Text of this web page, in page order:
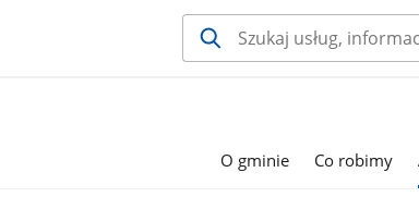
O gminie Co robimy